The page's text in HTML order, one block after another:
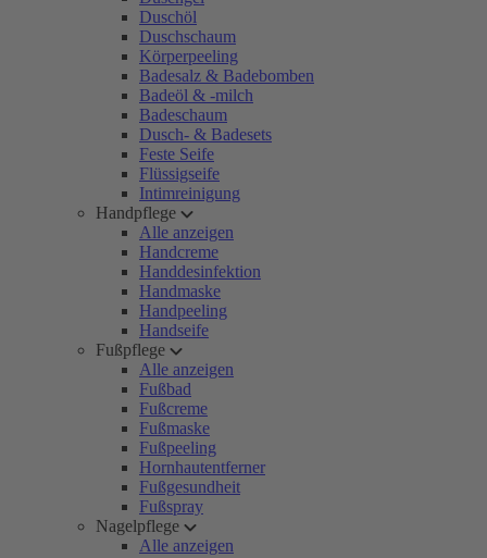
Duschöl
Duschschaum
Körperpeeling
Badesalz & Badebomben
Badeöl & -milch
Badeschaum
Dusch- & Badesets
Feste Seife
Flüssigseife
Intimreinigung
Handpflege
Alle anzeigen
Handcreme
Handdesinfektion
Handmaske
Handpeeling
Handseife
Fußpflege
Alle anzeigen
Fußbad
Fußcreme
Fußmaske
Fußpeeling
Hornhautentferner
Fußgesundheit
Fußspray
Nagelpflege
Alle anzeigen